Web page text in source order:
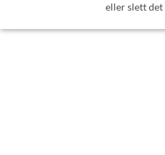
eller slett det